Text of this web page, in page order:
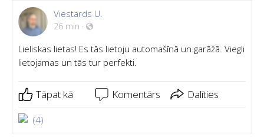
Viestards U.
26 min ·
Lieliskas lietas! Es tās lietoju automašīnā un garāžā. Viegli
lietojamas un tās tur perfekti.
Tāpat kā Komentārs Dalīties
(4)